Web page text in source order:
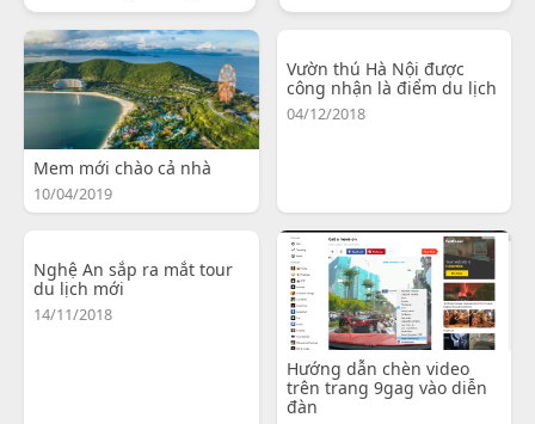
Mem mới chào cả nhà
10/04/2019
Vườn thú Hà Nội được
công nhận là điểm du lịch
04/12/2018
Nghệ An sắp ra mắt tour
du lịch mới
14/11/2018
Hướng dẫn chèn video
trên trang 9gag vào diễn
đàn